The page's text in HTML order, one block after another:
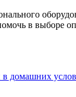
в выборе
в домашних